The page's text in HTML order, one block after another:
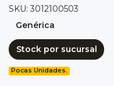
SKU: 3012100503
Genérica
Stock por sucursal
Pocas Unidades.